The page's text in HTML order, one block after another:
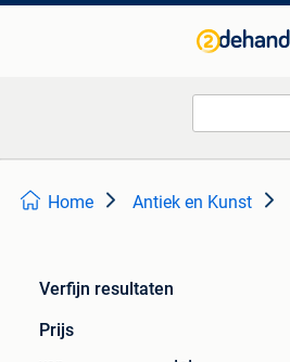
Home Antiek en Kunst
Verfijn resultaten
Prijs